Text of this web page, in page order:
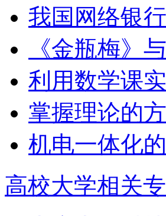
我国网络银
《金瓶梅》
利用数学课
掌握理论的
机电一体化
高校大学相关